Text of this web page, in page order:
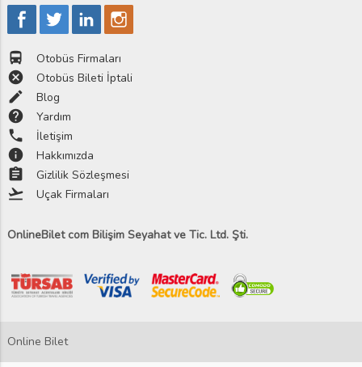
directions_bus Otobüs Firmaları
cancel Otobüs Bileti İptali
edit Blog
help Yardım
phone İletişim
info Hakkımızda
assignment Gizlilik Sözleşmesi
flight_takeoff Uçak Firmaları
OnlineBilet com Bilişim Seyahat ve Tic. Ltd. Şti.
Online Bilet